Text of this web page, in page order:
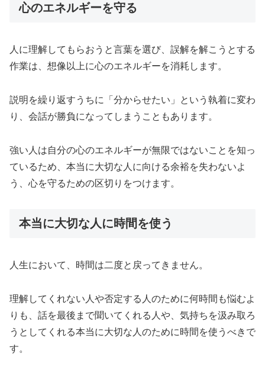
心のエネルギーを守る
人に理解してもらおうと言葉を選び、誤解を解こうとする
作業は、想像以上に心のエネルギーを消耗します。
説明を繰り返すうちに「分からせたい」という執着に変わ
り、会話が勝負になってしまうこともあります。
強い人は自分の心のエネルギーが無限ではないことを知っ
ているため、本当に大切な人に向ける余裕を失わないよ
う、心を守るための区切りをつけます。
本当に大切な人に時間を使う
人生において、時間は二度と戻ってきません。
理解してくれない人や否定する人のために何時間も悩むよ
りも、話を最後まで聞いてくれる人や、気持ちを汲み取ろ
うとしてくれる本当に大切な人のために時間を使うべきで
す。